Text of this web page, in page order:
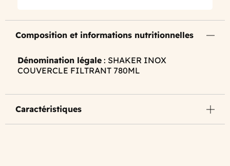
Composition et informations nutritionnelles
Dénomination légale : SHAKER INOX
COUVERCLE FILTRANT 780ML
Caractéristiques